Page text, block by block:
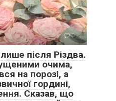
0
після Різдва.
очима,
на порозі, а
гордині,
Сказав, що